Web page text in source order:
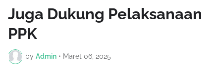
Juga Dukung Pelaksanaan
PPK
by Admin • Maret 06, 2025